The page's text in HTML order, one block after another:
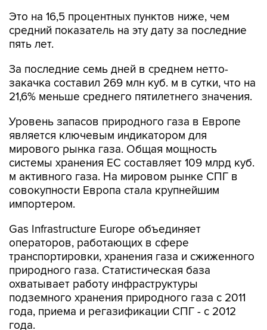
Это на 16,5 процентных пунктов ниже, чем
средний показатель на эту дату за последние
пять лет.
За последние семь дней в среднем нетто-
закачка составил 269 млн куб. м в сутки, что на
21,6% меньше среднего пятилетнего значения.
Уровень запасов природного газа в Европе
является ключевым индикатором для
мирового рынка газа. Общая мощность
системы хранения ЕС составляет 109 млрд куб.
м активного газа. На мировом рынке СПГ в
совокупности Европа стала крупнейшим
импортером.
Gas Infrastructure Europe объединяет
операторов, работающих в сфере
транспортировки, хранения газа и сжиженного
природного газа. Статистическая база
охватывает работу инфраструктуры
подземного хранения природного газа с 2011
года, приема и регазификации СПГ - с 2012
года.